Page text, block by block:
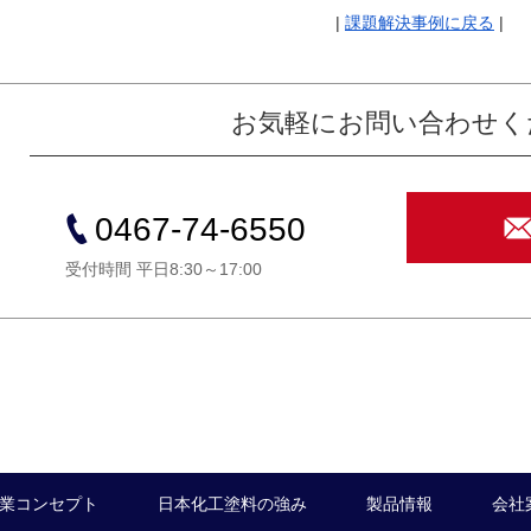
| 課題解決事例に戻る |
お気軽にお問い合わせ
0467-74-6550
受付時間 平日8:30～17:00
コンセプト 日本化工塗料の強み 製品情報 会社